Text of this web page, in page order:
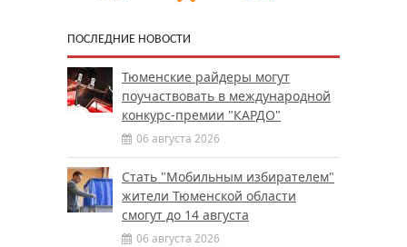
ПОСЛЕДНИЕ НОВОСТИ
Тюменские райдеры могут
поучаствовать в международной
конкурс-премии "КАРДО"
06 августа 2026
Стать "Мобильным избирателем"
жители Тюменской области
смогут до 14 августа
06 августа 2026